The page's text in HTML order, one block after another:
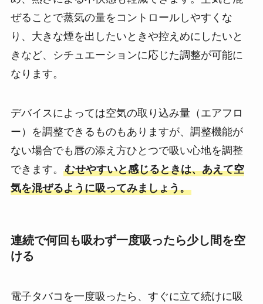
ぜることで蒸気の量をコントロールしやすくな
り、大きな煙を出したいときや控えめにしたいと
きなど、シチュエーションに応じた調整が可能に
なります。
デバイスによっては空気の取り込み量（エアフロ
ー）を調整できるものもありますが、調整機能が
ない場合でも唇の添え方ひとつで吸い心地を調整
できます。 むせやすいと感じるときは、あえて空
気を混ぜるように吸ってみましょう。
連続で何回も吸わず一度吸ったら少し間を空
ける
電子タバコを一度吸ったら、すぐに立て続けに吸